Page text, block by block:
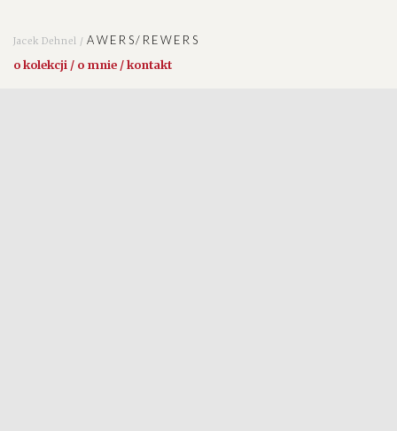
Jacek Dehnel /AWERS/REWERS
o kolekcji / o mnie / kontakt